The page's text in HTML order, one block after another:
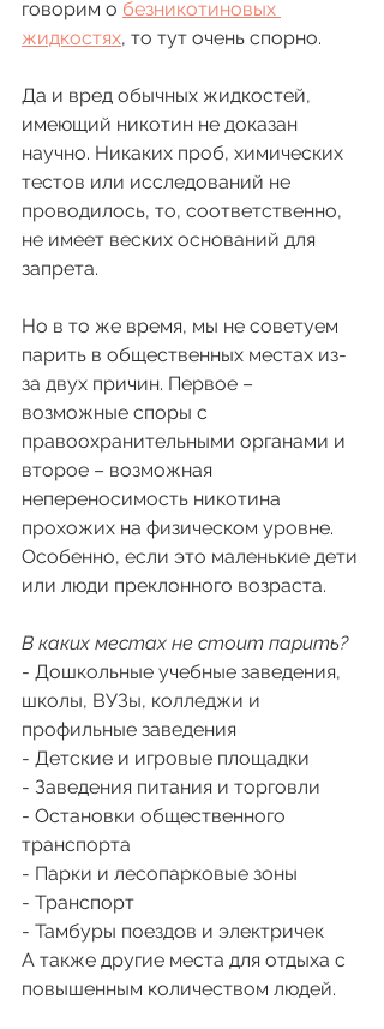
говорим о безникотиновых
жидкостях, то тут очень спорно.
Да и вред обычных жидкостей,
имеющий никотин не доказан
научно. Никаких проб, химических
тестов или исследований не
проводилось, то, соответственно,
не имеет веских оснований для
запрета.
Но в то же время, мы не советуем
парить в общественных местах из-
за двух причин. Первое –
возможные споры с
правоохранительными органами и
второе – возможная
непереносимость никотина
прохожих на физическом уровне.
Особенно, если это маленькие дети
или люди преклонного возраста.
В каких местах не стоит парить?
- Дошкольные учебные заведения,
школы, ВУЗы, колледжи и
профильные заведения
- Детские и игровые площадки
- Заведения питания и торговли
- Остановки общественного
транспорта
- Парки и лесопарковые зоны
- Транспорт
- Тамбуры поездов и электричек
А также другие места для отдыха с
повышенным количеством людей.